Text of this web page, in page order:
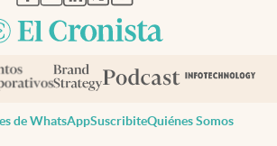
de WhatsAppSuscribiteQuiénes Somos